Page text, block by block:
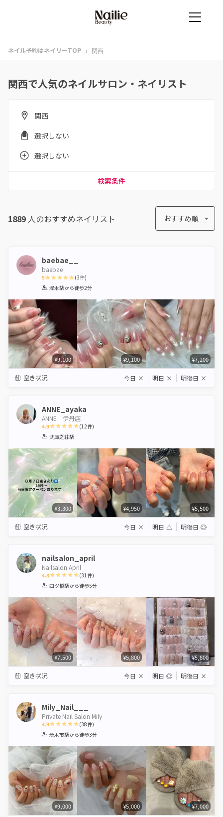
ネイル予約はネイリーTOP › 関西
関西で人気のネイルサロン・ネイリスト
関西
選択しない
選択しない
検索条件
1889 人のおすすめネイリスト おすすめ順
baebae__
baebae
5
1 2 3 4 5
(3件)
塚本駅から徒歩2分
¥9,100 ¥9,100 ¥7,200
空き状況 今日 × 明日 × 明後日 ×
ANNE_ayaka
ANNE 伊丹店
4.9
1 2 3 4 5
(12件)
武庫之荘駅
¥3,300 ¥4,950 ¥5,500
空き状況 今日 × 明日 △ 明後日 ◎
nailsalon_april
Nailsalon April
4.8
1 2 3 4 5
(31件)
四ツ橋駅から徒歩5分
¥7,500 ¥5,800 ¥5,800
空き状況 今日 × 明日 ◎ 明後日 ×
Mily_Nail___
Private Nail Salon Mily
4.9
1 2 3 4 5
(38件)
茨木市駅から徒歩3分
¥9,000 ¥5,000 ¥7,000